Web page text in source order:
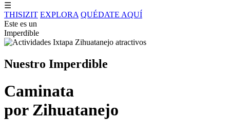
☰
THISIZIT EXPLORA QUÉDATE AQUÍ
Este es un
Imperdible
Nuestro Imperdible
Caminata
por Zihuatanejo